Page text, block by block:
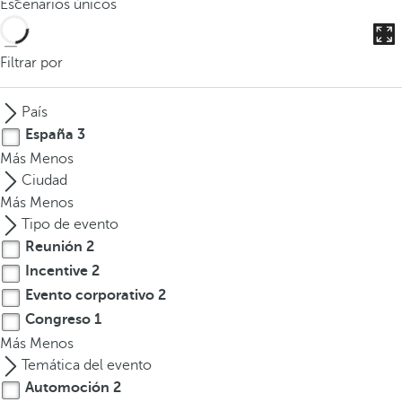
o
u
i
r
t
r
e
s
o
á
s
c
a
r
a
Escenarios únicos
Filtrar por
País
España 3
Más Menos
Ciudad
Más Menos
Tipo de evento
Reunión 2
Incentive 2
Evento corporativo 2
Congreso 1
Más Menos
Temática del evento
Automoción 2